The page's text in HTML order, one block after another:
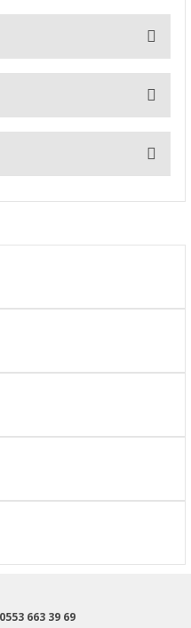
siz yapın!
olmalı.
0553 663 39 69